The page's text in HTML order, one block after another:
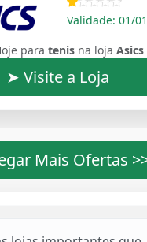
Validade: 01/
para tenis na loja Asics
➤ Visite a Loja
Mais Ofertas